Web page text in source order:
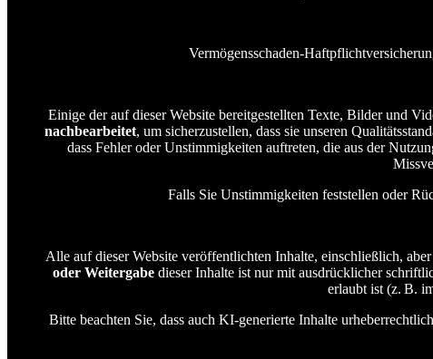
Vermögensschaden-
Einige der auf dieser Website bereitgestellten Texte, Bilder und
nachbearbeitet, um sicherzustellen, dass sie unseren
dass Fehler oder Unstimmigkeiten auftreten, die aus der
Falls Sie Unstimmigkeiten feststellen oder
Alle auf dieser Website veröffentlichten Inhalte, einschließlich,
oder Weitergabe dieser Inhalte ist nur mit ausdrücklicher
erlaubt ist (z. B.
Bitte beachten Sie, dass auch KI-generierte Inhalte